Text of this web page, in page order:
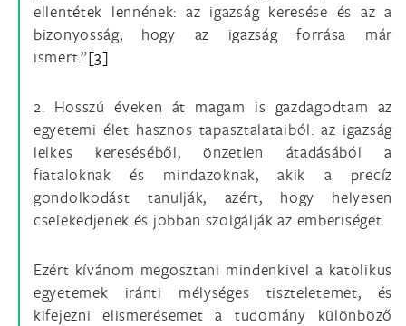
ellentétek lennének: az igazság keresése és az a
bizonyosság, hogy az igazság forrása már
ismert.”[3]
2. Hosszú éveken át magam is gazdagodtam az
egyetemi élet hasznos tapasztalataiból: az igazság
lelkes kereséséből, önzetlen átadásából a
fiataloknak és mindazoknak, akik a precíz
gondolkodást tanulják, azért, hogy helyesen
cselekedjenek és jobban szolgálják az emberiséget.
Ezért kívánom megosztani mindenkivel a katolikus
egyetemek iránti mélységes tiszteletemet, és
kifejezni elismerésemet a tudomány különböző